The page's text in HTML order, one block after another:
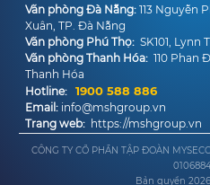
Văn phòng Đà Nẵng: 113 Nguyễn
Xuân, TP. Đà Nẵng
Văn phòng Phú Thọ: SK101, Lynn
Văn phòng Thanh Hóa: 110 Phan
Thanh Hóa
Hotline: 1900 588 886
Email: info@mshgroup.vn
Trang web: https://mshgroup.vn
CÔNG TY CỔ PHẦN TẬP ĐOÀN
Bản quyền 2026